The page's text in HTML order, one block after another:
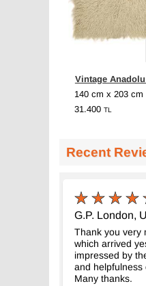
Vintage
140 cm x 203 cm
31.400 TL
Recent
G.P. London,
Thank you very
which arrived
impressed by
and helpfulness
Many thanks.